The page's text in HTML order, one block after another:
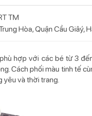
TM
Hòa, Quận Cầu Giâý,
hợp với các bé từ 3
Cách phối màu tinh tế
yêu và thời trang.